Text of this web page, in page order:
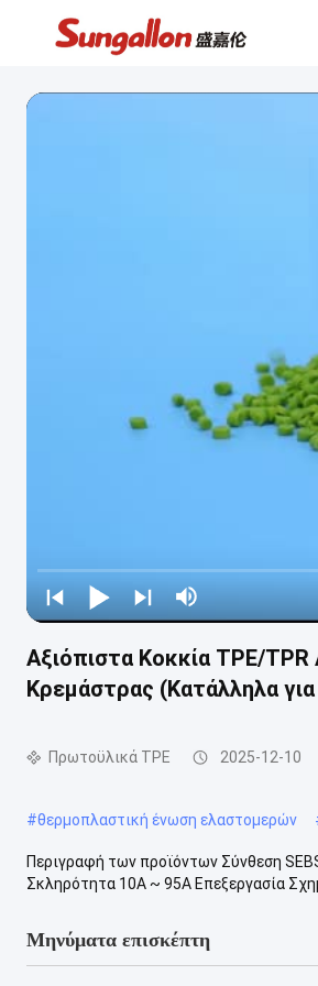
Αξιόπιστα Κοκκία TPE/
Κρεμάστρας (Κατάλληλα
Πρωτοϋλικά TPE 2025-12-10
#θερμοπλαστική ένωση ελαστομερών
Περιγραφή των προϊόντων Σύνθεση
Σκληρότητα 10A ~ 95A Επεξεργασία
Μηνύματα επισκέπτη